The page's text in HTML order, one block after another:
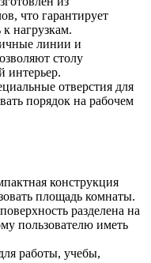
что гарантирует
к нагрузкам.
линии и
столу
интерьер.
отверстия для
порядок на рабочем
конструкция
площадь комнаты.
разделена на
пользователю иметь
работы, учебы,